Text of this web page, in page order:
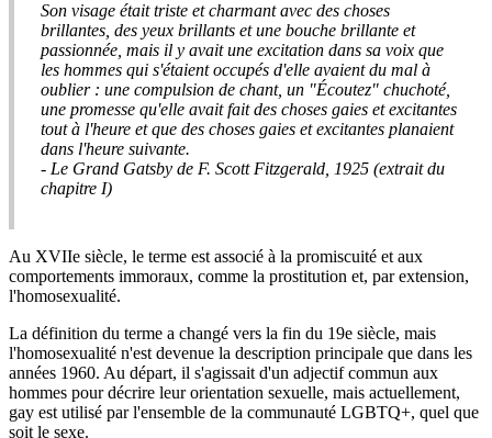
Son visage était triste et charmant avec des choses
brillantes, des yeux brillants et une bouche brillante et
passionnée, mais il y avait une excitation dans sa voix que
les hommes qui s'étaient occupés d'elle avaient du mal à
oublier : une compulsion de chant, un "Écoutez" chuchoté,
une promesse qu'elle avait fait des choses gaies et excitantes
tout à l'heure et que des choses gaies et excitantes planaient
dans l'heure suivante.
- Le Grand Gatsby de F. Scott Fitzgerald, 1925 (extrait du
chapitre I)
Au XVIIe siècle, le terme est associé à la promiscuité et aux
comportements immoraux, comme la prostitution et, par extension,
l'homosexualité.
La définition du terme a changé vers la fin du 19e siècle, mais
l'homosexualité n'est devenue la description principale que dans les
années 1960. Au départ, il s'agissait d'un adjectif commun aux
hommes pour décrire leur orientation sexuelle, mais actuellement,
gay est utilisé par l'ensemble de la communauté LGBTQ+, quel que
soit le sexe.